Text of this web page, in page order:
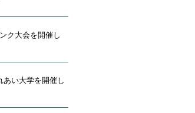
ク大会を開催し
あい大学を開催し